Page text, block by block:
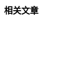
Link
相关文章